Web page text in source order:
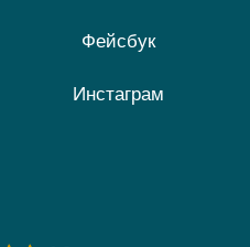
Фейсбук
Инстаграм